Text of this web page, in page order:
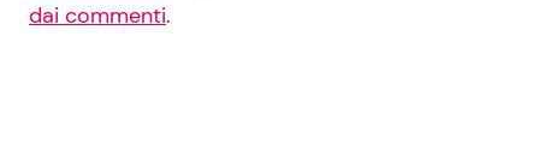
dai commenti.